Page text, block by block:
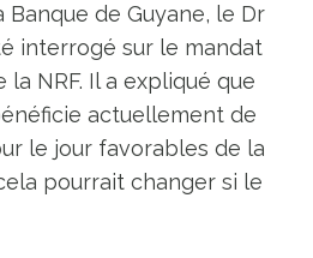
de Guyane, le Dr
interrogé sur le mandat
la NRF. Il a expliqué que
actuellement de
le jour favorables de la
pourrait changer si le